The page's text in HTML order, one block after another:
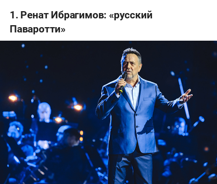
1. Ренат Ибрагимов: «русский
Паваротти»